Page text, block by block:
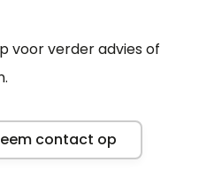
voor verder advies of
contact op